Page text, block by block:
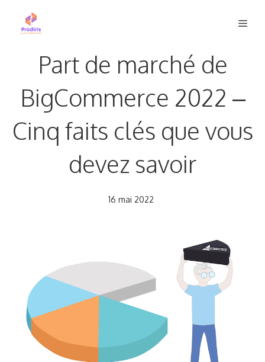
Part de marché de
BigCommerce 2022 –
Cinq faits clés que vous
devez savoir
16 mai 2022